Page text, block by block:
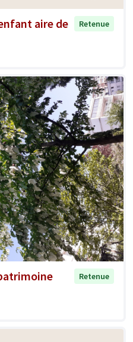
aire de
Retenue
Retenue